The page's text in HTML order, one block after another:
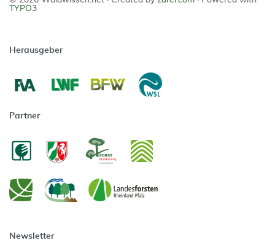
TYPO3
Herausgeber
Partner
Newsletter